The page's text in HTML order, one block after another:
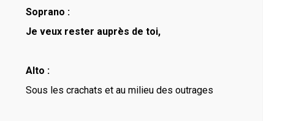
Soprano :
Je veux rester auprès de toi,
Alto :
Sous les crachats et au milieu des outrages